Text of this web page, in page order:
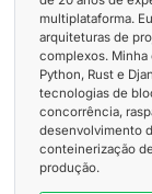
multiplataforma.
arquiteturas de
complexos.
Python, Rust e
tecnologias de
concorrência,
desenvolvimento
conteinerização
produção.